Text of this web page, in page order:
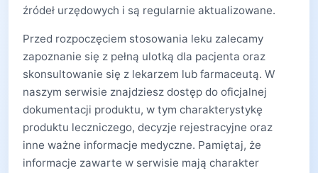
źródeł urzędowych i są regularnie aktualizowane.
Przed rozpoczęciem stosowania leku zalecamy
zapoznanie się z pełną ulotką dla pacjenta oraz
skonsultowanie się z lekarzem lub farmaceutą. W
naszym serwisie znajdziesz dostęp do oficjalnej
dokumentacji produktu, w tym charakterystykę
produktu leczniczego, decyzje rejestracyjne oraz
inne ważne informacje medyczne. Pamiętaj, że
informacje zawarte w serwisie mają charakter